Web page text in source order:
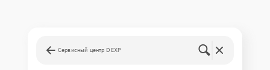
Сервисный центр DEXP